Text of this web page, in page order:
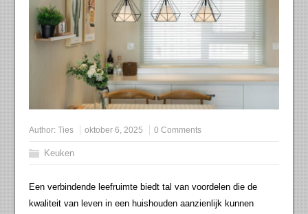
Author:Ties oktober 6, 2025 0 Comments
Keuken
Een verbindende leefruimte biedt tal van voordelen die de
kwaliteit van leven in een huishouden aanzienlijk kunnen